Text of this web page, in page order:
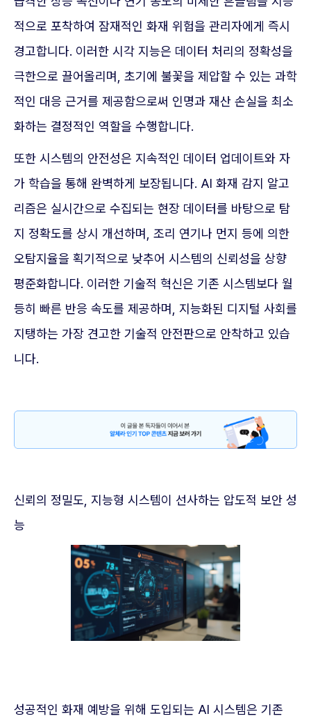
적으로 포착하여 잠재적인 화재 위험을 관리자에게 즉시
경고합니다. 이러한 시각 지능은 데이터 처리의 정확성을
극한으로 끌어올리며, 초기에 불꽃을 제압할 수 있는 과학
적인 대응 근거를 제공함으로써 인명과 재산 손실을 최소
화하는 결정적인 역할을 수행합니다.
또한 시스템의 안전성은 지속적인 데이터 업데이트와 자
가 학습을 통해 완벽하게 보장됩니다. AI 화재 감지 알고
리즘은 실시간으로 수집되는 현장 데이터를 바탕으로 탐
지 정확도를 상시 개선하며, 조리 연기나 먼지 등에 의한
오탐지율을 획기적으로 낮추어 시스템의 신뢰성을 상향
평준화합니다. 이러한 기술적 혁신은 기존 시스템보다 월
등히 빠른 반응 속도를 제공하며, 지능화된 디지털 사회를
지탱하는 가장 견고한 기술적 안전판으로 안착하고 있습
니다.
신뢰의 정밀도, 지능형 시스템이 선사하는 압도적 보안 성
능
성공적인 화재 예방을 위해 도입되는 AI 시스템은 기존